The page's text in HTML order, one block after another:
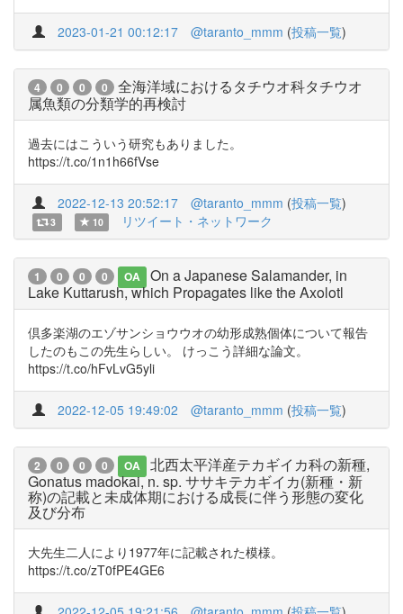
2023-01-21 00:12:17 @taranto_mmm (投稿一覧)
4 0 0 0
全海洋域におけるタチウオ科タチウオ
属魚類の分類学的再検討
過去にはこういう研究もありました。
https://t.co/1n1h66fVse
2022-12-13 20:52:17 @taranto_mmm (投稿一覧)
3 10 リツイート・ネットワーク
1 0 0 0 OA
On a Japanese Salamander, in
Lake Kuttarush, which Propagates like the Axolotl
倶多楽湖のエゾサンショウウオの幼形成熟個体について報告
したのもこの先生らしい。 けっこう詳細な論文。
https://t.co/hFvLvG5yli
2022-12-05 19:49:02 @taranto_mmm (投稿一覧)
2 0 0 0 OA
北西太平洋産テカギイカ科の新種,
Gonatus madokai, n. sp. ササキテカギイカ(新種・新
称)の記載と未成体期における成長に伴う形態の変化
及び分布
大先生二人により1977年に記載された模様。
https://t.co/zT0fPE4GE6